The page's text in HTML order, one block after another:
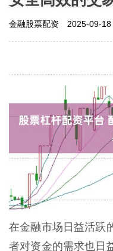
金融股票配资 2025-09-
在金融市场日益活跃
者对资金的需求也日